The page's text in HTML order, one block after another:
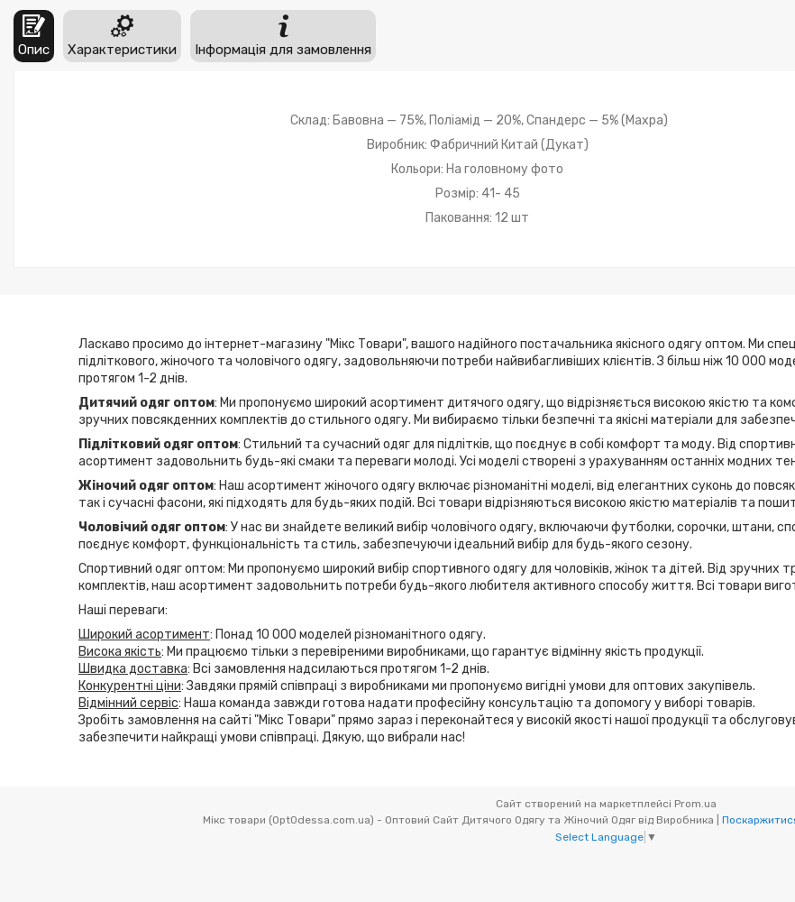
Опис Характеристики Інформація для замовлення
Склад: Бавовна — 75%, Поліамід — 20%, Спандерс — 5% (Махра)
Виробник: Фабричний Китай (Дукат)
Кольори: На головному фото
Розмір: 41- 45
Паковання: 12 шт
Ласкаво просимо до інтернет-магазину "Мікс Товари", вашого надійного постачальника якісного одягу оптом. Ми
підліткового, жіночого та чоловічого одягу, задовольняючи потреби найвибагливіших клієнтів. З більш ніж 10 000
протягом 1-2 днів.
Дитячий одяг оптом: Ми пропонуємо широкий асортимент дитячого одягу, що відрізняється високою якістю та
зручних повсякденних комплектів до стильного одягу. Ми вибираємо тільки безпечні та якісні матеріали для
Підлітковий одяг оптом: Стильний та сучасний одяг для підлітків, що поєднує в собі комфорт та моду. Від
асортимент задовольнить будь-які смаки та переваги молоді. Усі моделі створені з урахуванням останніх модних
Жіночий одяг оптом: Наш асортимент жіночого одягу включає різноманітні моделі, від елегантних суконь до
так і сучасні фасони, які підходять для будь-яких подій. Всі товари відрізняються високою якістю матеріалів та
Чоловічий одяг оптом: У нас ви знайдете великий вибір чоловічого одягу, включаючи футболки, сорочки, штани,
поєднує комфорт, функціональність та стиль, забезпечуючи ідеальний вибір для будь-якого сезону.
Спортивний одяг оптом: Ми пропонуємо широкий вибір спортивного одягу для чоловіків, жінок та дітей. Від
комплектів, наш асортимент задовольнить потреби будь-якого любителя активного способу життя. Всі товари
Наші переваги:
Широкий асортимент: Понад 10 000 моделей різноманітного одягу.
Висока якість: Ми працюємо тільки з перевіреними виробниками, що гарантує відмінну якість продукції.
Швидка доставка: Всі замовлення надсилаються протягом 1-2 днів.
Конкурентні ціни: Завдяки прямій співпраці з виробниками ми пропонуємо вигідні умови для оптових закупівель.
Відмінний сервіс: Наша команда завжди готова надати професійну консультацію та допомогу у виборі товарів.
Зробіть замовлення на сайті "Мікс Товари" прямо зараз і переконайтеся у високій якості нашої продукції та
забезпечити найкращі умови співпраці. Дякую, що вибрали нас!
Сайт створений на маркетплейсі Prom.ua
Select Language ▼